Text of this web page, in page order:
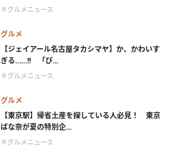
＃グルメニュース
グルメ
【ジェイアール名古屋タカシマヤ】か、かわいす
ぎる……!! 「ぴ...
＃グルメニュース
グルメ
【東京駅】帰省土産を探している人必見！ 東京
ばな奈が夏の特別企...
＃グルメニュース